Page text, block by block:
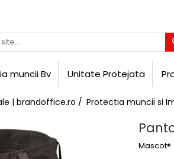
muncii Bv Unitate Protejata
| brandoffice.ro / Protectia muncii si
Mascot®